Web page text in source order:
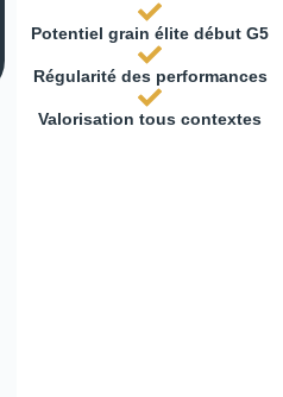
Potentiel grain élite début G5
Régularité des performances
Valorisation tous contextes